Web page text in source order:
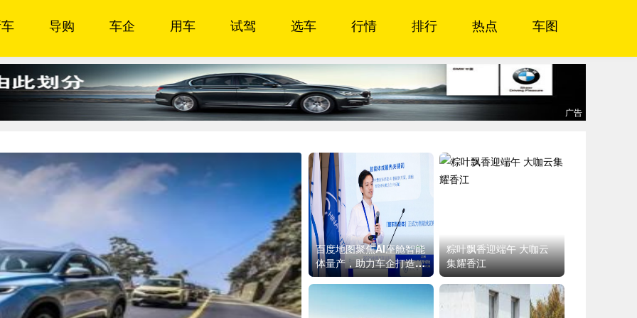
广告
百度地图聚焦AI座舱智能
体量产，助力车企打造差
异化
粽叶飘香迎端午 大咖云
集耀香江
导购 车企 用车 试驾 选车 行情 排行 热点 车图